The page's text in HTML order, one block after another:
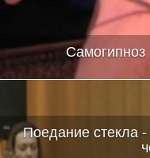
Самогипноз
Поедание стекла